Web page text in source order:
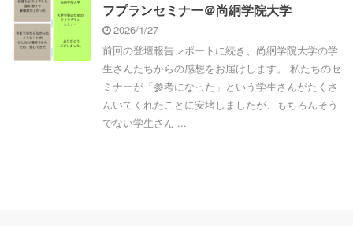
フプランセミナー＠尚絅学院大学
2026/1/27
前回の登壇報告レポートに続き、尚絅学院大学の学
生さんたちからの感想をお届けします。 私たちのセ
ミナーが「参考になった」という学生さんがたくさ
んいてくれたことに安堵しましたが、もちろんそう
でない学生さん ...